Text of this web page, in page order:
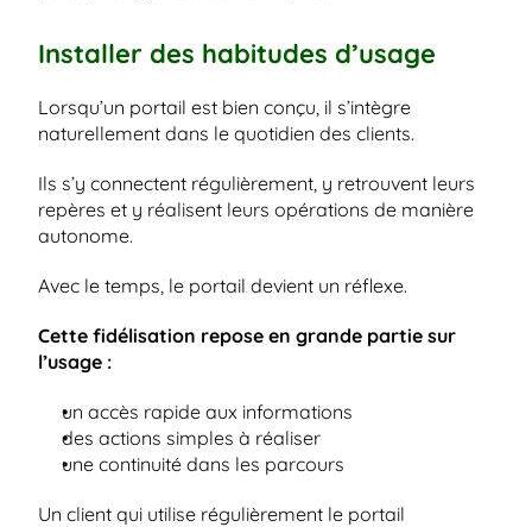
Installer des habitudes d’usage
Lorsqu’un portail est bien conçu, il s’intègre
naturellement dans le quotidien des clients.
Ils s’y connectent régulièrement, y retrouvent leurs
repères et y réalisent leurs opérations de manière
autonome.
Avec le temps, le portail devient un réflexe.
Cette fidélisation repose en grande partie sur
l’usage :
un accès rapide aux informations
des actions simples à réaliser
une continuité dans les parcours
Un client qui utilise régulièrement le portail